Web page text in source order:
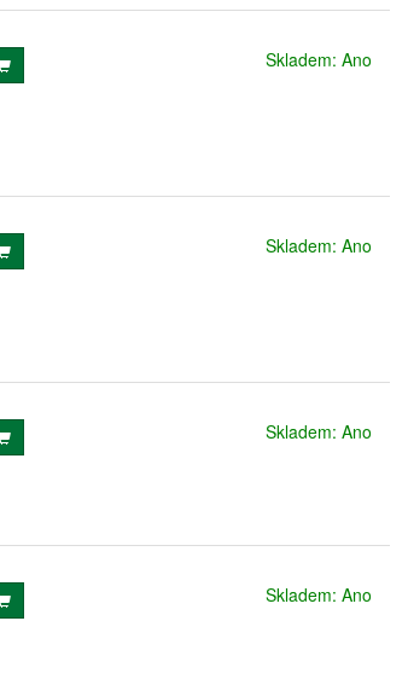
Skladem: Ano
Skladem: Ano
Skladem: Ano
Skladem: Ano